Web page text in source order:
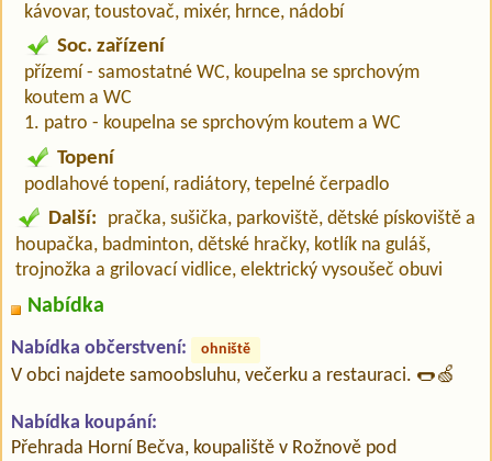
kávovar, toustovač, mixér, hrnce, nádobí
Soc. zařízení
přízemí - samostatné WC, koupelna se sprchovým
koutem a WC
1. patro - koupelna se sprchovým koutem a WC
Topení
podlahové topení, radiátory, tepelné čerpadlo
Další:
pračka, sušička, parkoviště, dětské pískoviště a
houpačka, badminton, dětské hračky, kotlík na guláš,
trojnožka a grilovací vidlice, elektrický vysoušeč obuvi
Nabídka
Nabídka občerstvení: ohniště
V obci najdete samoobsluhu, večerku a restauraci. 🌭🍏
Nabídka koupání:
Přehrada Horní Bečva, koupaliště v Rožnově pod